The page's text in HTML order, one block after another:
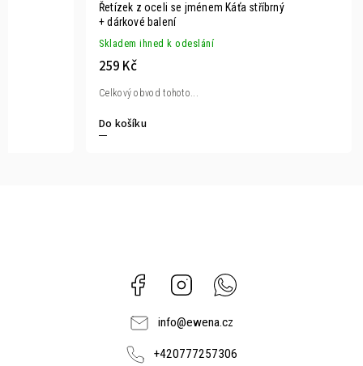
Řetízek z oceli se jménem Káťa stříbrný
+ dárkové balení
Skladem ihned k odeslání
259 Kč
Do košíku
Celkový obvod tohoto...
Facebook Instagram
info@ewena.cz
+420777257306